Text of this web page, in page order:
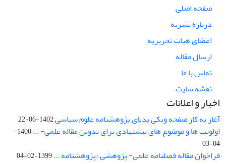
صفحه اصلی
درباره نشریه
اعضای هیات تحریریه
ارسال مقاله
تماس با ما
نقشه سایت
اخبار و اعلانات
آغاز به کار صفحه ویکی پدیای پژوهشنامه علوم سیاسی1402-06-22
اولویت ها و موضوع های پیشنهادی برای تدوین مقاله علمی- ...
1400-
04-03
فراخوان مقاله فصلنامه علمی- پژوهشی «پژوهشنامه ...1399-02-04